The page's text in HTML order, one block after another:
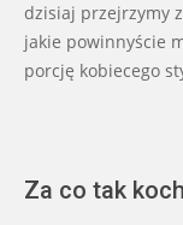
dzisiaj przejrzymy
jakie powinnyście
porcję kobiecego
Za co tak